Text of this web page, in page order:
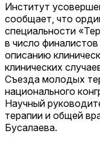
Институт
сообщает, что
специальности
в число
описанию
клинических
Съезда молодых
национального
Научный
терапии и общей
Бусалаева.